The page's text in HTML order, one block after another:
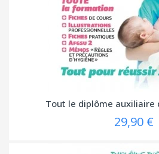
Tout le diplôme auxiliaire
29,90 €